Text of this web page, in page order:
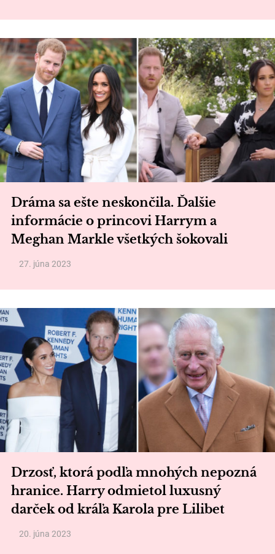
Dráma sa ešte neskončila. Ďalšie
informácie o princovi Harrym a
Meghan Markle všetkých šokovali
27. júna 2023
Drzosť, ktorá podľa mnohých nepozná
hranice. Harry odmietol luxusný
darček od kráľa Karola pre Lilibet
20. júna 2023